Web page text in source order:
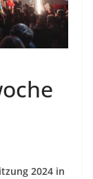
2024 in